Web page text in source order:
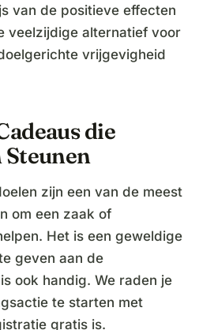
van de positieve effecten
veelzijdige alternatief voor
vrijgevigheid
die
Steunen
zijn een van de meest
om een zaak of
Het is een geweldige
geven aan de
ook handig. We raden je
te starten met
gratis is.